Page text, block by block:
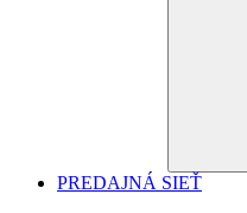
PREDAJNÁ SIEŤ